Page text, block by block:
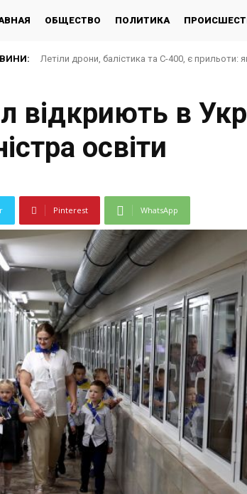
ОБЩЕСТВО ПОЛИТИКА
Летіли дрони, балістика та С-400, є прильоти:
відкриють в
освіти
Pinterest WhatsApp